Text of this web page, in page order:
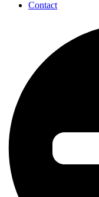
Contact